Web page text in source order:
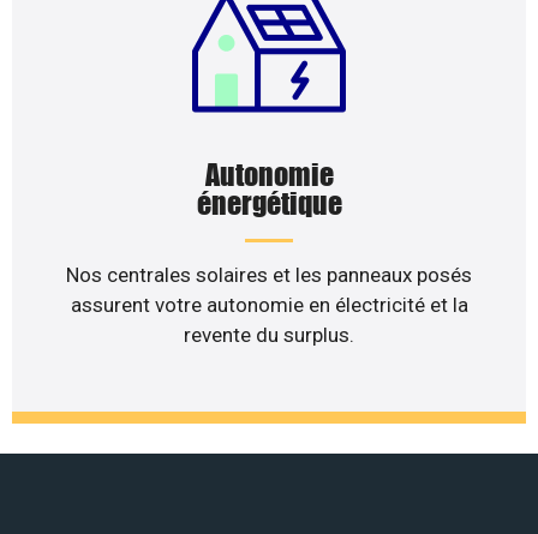
Autonomie
énergétique
Nos centrales solaires et les panneaux posés
assurent votre autonomie en électricité et la
revente du surplus.